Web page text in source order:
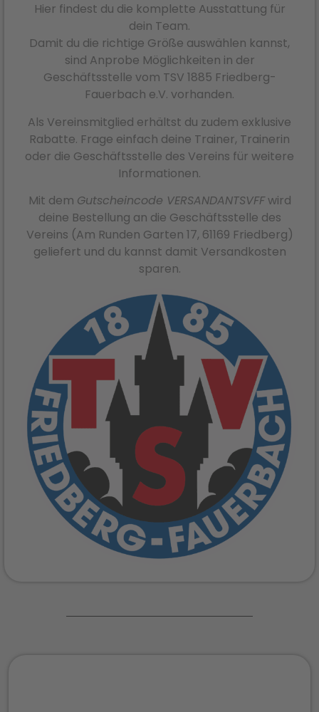
Hier findest du die komplette Ausstattung für
dein Team.
Damit du die richtige Größe auswählen kannst,
sind Anprobe Möglichkeiten in der
Geschäftsstelle vom TSV 1885 Friedberg-
Fauerbach e.V. vorhanden.
Als Vereinsmitglied erhältst du zudem exklusive
Rabatte. Frage einfach deine Trainer, Trainerin
oder die Geschäftsstelle des Vereins für weitere
Informationen.
Mit dem Gutscheincode VERSANDANTSVFFwird
deine Bestellung an die Geschäftsstelle des
Vereins (Am Runden Garten 17, 61169 Friedberg)
geliefert und du kannst damit Versandkosten
sparen.